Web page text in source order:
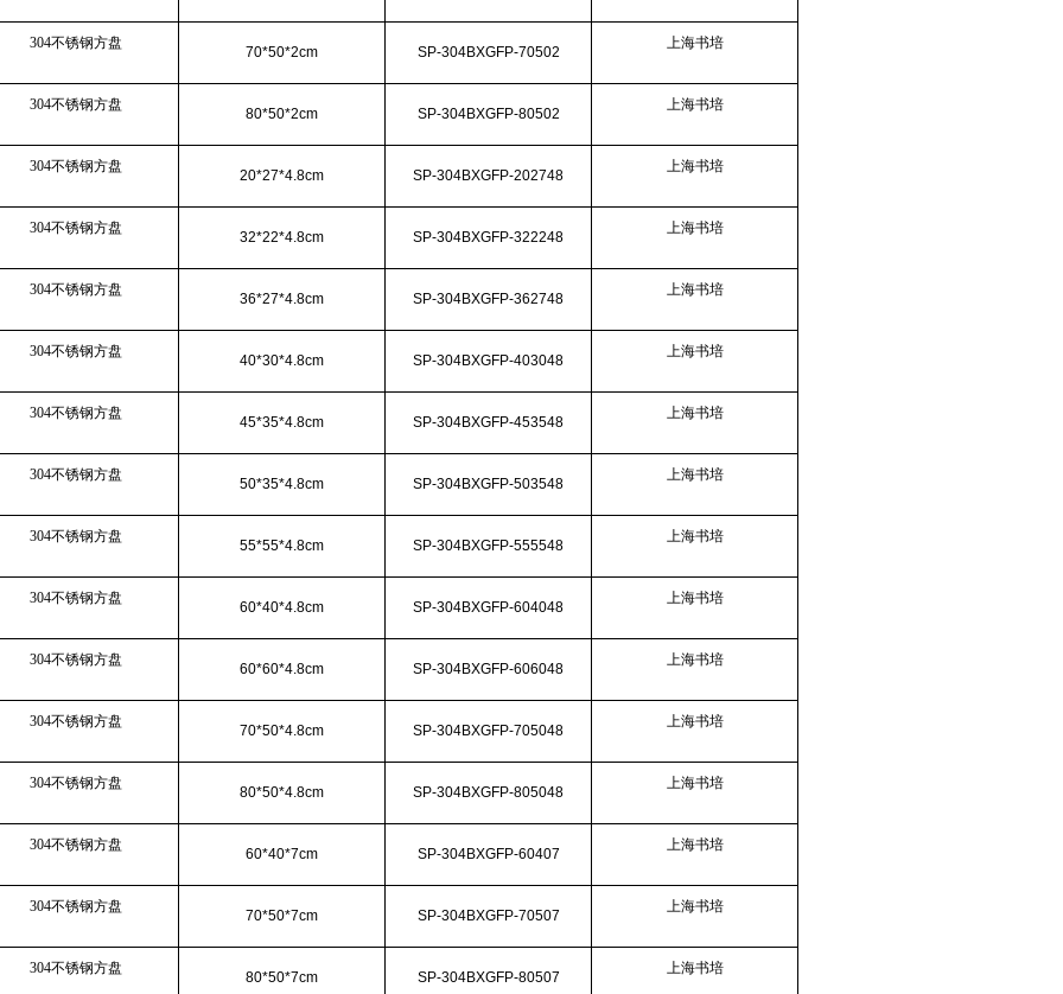
304不锈钢方盘
70*50*2cm SP-304BXGFP-70502
上海书培
304不锈钢方盘
80*50*2cm SP-304BXGFP-80502
上海书培
304不锈钢方盘
20*27*4.8cm SP-304BXGFP-202748
上海书培
304不锈钢方盘
32*22*4.8cm SP-304BXGFP-322248
上海书培
304不锈钢方盘
36*27*4.8cm SP-304BXGFP-362748
上海书培
304不锈钢方盘
40*30*4.8cm SP-304BXGFP-403048
上海书培
304不锈钢方盘
45*35*4.8cm SP-304BXGFP-453548
上海书培
304不锈钢方盘
50*35*4.8cm SP-304BXGFP-503548
上海书培
304不锈钢方盘
55*55*4.8cm SP-304BXGFP-555548
上海书培
304不锈钢方盘
60*40*4.8cm SP-304BXGFP-604048
上海书培
304不锈钢方盘
60*60*4.8cm SP-304BXGFP-606048
上海书培
304不锈钢方盘
70*50*4.8cm SP-304BXGFP-705048
上海书培
304不锈钢方盘
80*50*4.8cm SP-304BXGFP-805048
上海书培
304不锈钢方盘
60*40*7cm SP-304BXGFP-60407
上海书培
304不锈钢方盘
70*50*7cm SP-304BXGFP-70507
上海书培
304不锈钢方盘
80*50*7cm SP-304BXGFP-80507
上海书培